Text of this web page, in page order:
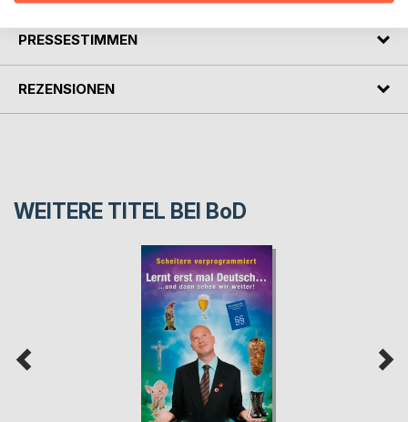
PRESSESTIMMEN
REZENSIONEN
WEITERE TITEL BEI BoD